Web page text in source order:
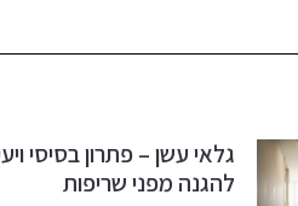
גלאי עשן – פתרון בסיסי
להגנה מפני שריפות